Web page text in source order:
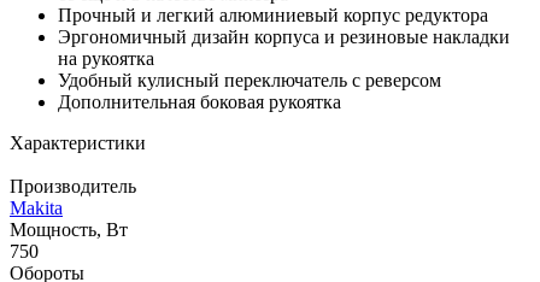
Прочный и легкий алюминиевый корпус редуктора
Эргономичный дизайн корпуса и резиновые накладки
на рукоятка
Удобный кулисный переключатель с реверсом
Дополнительная боковая рукоятка
Характеристики
Производитель
Makita
Мощность, Вт
750
Обороты